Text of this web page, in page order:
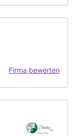
Firma bewerten